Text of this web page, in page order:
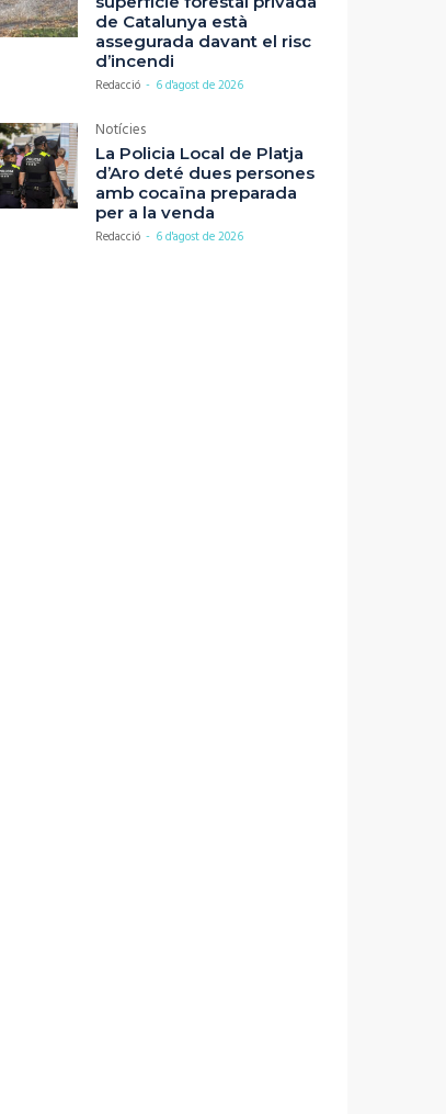
de Catalunya està
assegurada davant el risc
d’incendi
Redacció - 6 d'agost de 2026
Notícies
La Policia Local de Platja
d’Aro deté dues persones
amb cocaïna preparada
per a la venda
Redacció - 6 d'agost de 2026